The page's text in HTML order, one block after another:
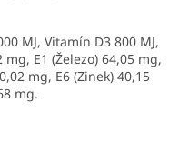
MJ, Vitamín D3 800 MJ,
E1 (Železo) 64,05 mg,
mg, E6 (Zinek) 40,15
mg.